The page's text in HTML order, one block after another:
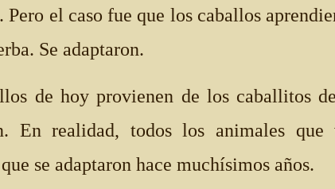
Pero el caso fue que los caballos
Se adaptaron.
de hoy provienen de los caballitos
En realidad, todos los animales
se adaptaron hace muchísimos años.